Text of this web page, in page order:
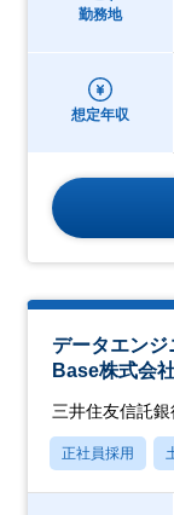
勤務地
想定年収
データエン
Base株式会
三井住友信託
正社員採用